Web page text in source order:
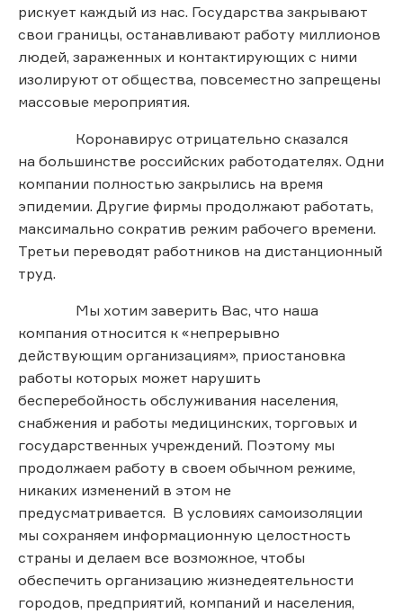
рискует каждый из нас. Государства закрывают
свои границы, останавливают работу миллионов
людей, зараженных и контактирующих с ними
изолируют от общества, повсеместно запрещены
массовые мероприятия.
Коронавирус отрицательно сказался
на большинстве российских работодателях. Одни
компании полностью закрылись на время
эпидемии. Другие фирмы продолжают работать,
максимально сократив режим рабочего времени.
Третьи переводят работников на дистанционный
труд.
Мы хотим заверить Вас, что наша
компания относится к «непрерывно
действующим организациям», приостановка
работы которых может нарушить
бесперебойность обслуживания населения,
снабжения и работы медицинских, торговых и
государственных учреждений. Поэтому мы
продолжаем работу в своем обычном режиме,
никаких изменений в этом не
предусматривается. В условиях самоизоляции
мы сохраняем информационную целостность
страны и делаем все возможное, чтобы
обеспечить организацию жизнедеятельности
городов, предприятий, компаний и населения,